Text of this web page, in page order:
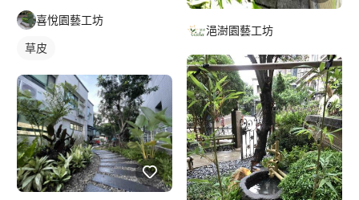
喜悅園藝工坊
草皮
浥澍園藝工坊